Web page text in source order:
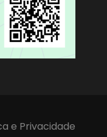
e Privacidade